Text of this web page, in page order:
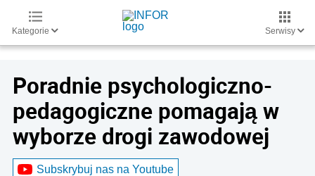
Kategorie Serwisy
Poradnie psychologiczno-
pedagogiczne pomagają w
wyborze drogi zawodowej
Subskrybuj nas na Youtube